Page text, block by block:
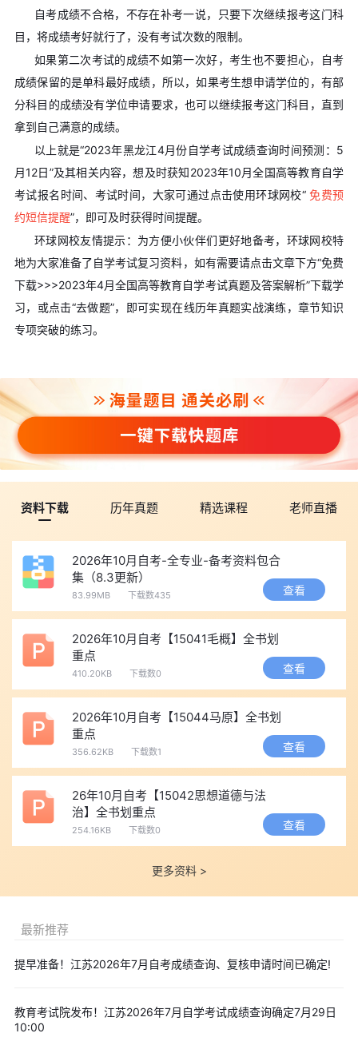
自考成绩不合格，不存在补考一说，只要下次继续报考这门科
目，将成绩考好就行了，没有考试次数的限制。
如果第二次考试的成绩不如第一次好，考生也不要担心，自考
成绩保留的是单科最好成绩，所以，如果考生想申请学位的，有部
分科目的成绩没有学位申请要求，也可以继续报考这门科目，直到
拿到自己满意的成绩。
以上就是“2023年黑龙江4月份自学考试成绩查询时间预测：5
月12日”及其相关内容，想及时获知2023年10月全国高等教育自学
考试报名时间、考试时间，大家可通过点击使用环球网校“免费预
约短信提醒”，即可及时获得时间提醒。
环球网校友情提示：为方便小伙伴们更好地备考，环球网校特
地为大家准备了自学考试复习资料，如有需要请点击文章下方“免费
下载>>>2023年4月全国高等教育自学考试真题及答案解析”下载学
习，或点击“去做题”，即可实现在线历年真题实战演练，章节知识
专项突破的练习。
资料下载 历年真题 精选课程 老师直播
2026年10月自考-全专业-备考资料包合
集（8.3更新）
83.99MB 下载数435 查看
2026年10月自考【15041毛概】全书划
重点
410.20KB 下载数0 查看
2026年10月自考【15044马原】全书划
重点
356.62KB 下载数1 查看
26年10月自考【15042思想道德与法
治】全书划重点
254.16KB 下载数0 查看
更多资料 >
最新推荐
提早准备！江苏2026年7月自考成绩查询、复核申请时间已确定!
教育考试院发布！江苏2026年7月自学考试成绩查询确定7月29日
10:00